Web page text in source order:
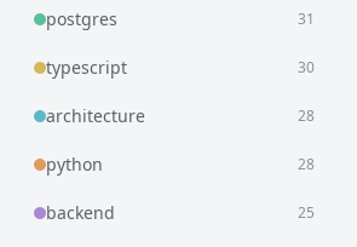
postgres 31
typescript 30
architecture 28
python 28
backend 25